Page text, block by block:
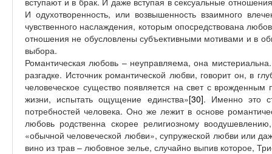
И одухотворенность, или возвышенность взаимного
чувственного наслаждения, которым опосредствована
отношения не обусловлены субъективными мотивами и в
выбора.
Романтическая любовь – неуправляема, она
разгадке. Источник романтической любви, говорит он, в
человеческое существо появляется на свет с
жизни, испытать ощущение единства»[30]. Именно это
потребностей человека. Оно же лежит в основе
любовь родственна скорее религиозному
«обычной человеческой любви», супружеской любви или
вино из трав – любовное зелье, случайно выпив которое,